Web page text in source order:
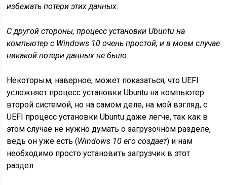
избежать потери этих данных.
С другой стороны, процесс установки Ubuntu на
компьютер с Windows 10 очень простой, и в моем случае
никакой потери данных не было.
Некоторым, наверное, может показаться, что UEFI
усложняет процесс установки Ubuntu на компьютер
второй системой, но на самом деле, на мой взгляд, с
UEFI процесс установки Ubuntu даже легче, так как в
этом случае не нужно думать о загрузочном разделе,
ведь он уже есть (Windows 10 его создает) и нам
необходимо просто установить загрузчик в этот
раздел.